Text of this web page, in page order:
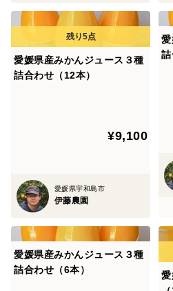
愛媛県産みかんジュース３種
詰合わせ（12本）
¥9,100
愛媛県宇和島市
伊藤農園
詰
愛媛県産みかんジュース３種
詰合わせ（6本）
愛